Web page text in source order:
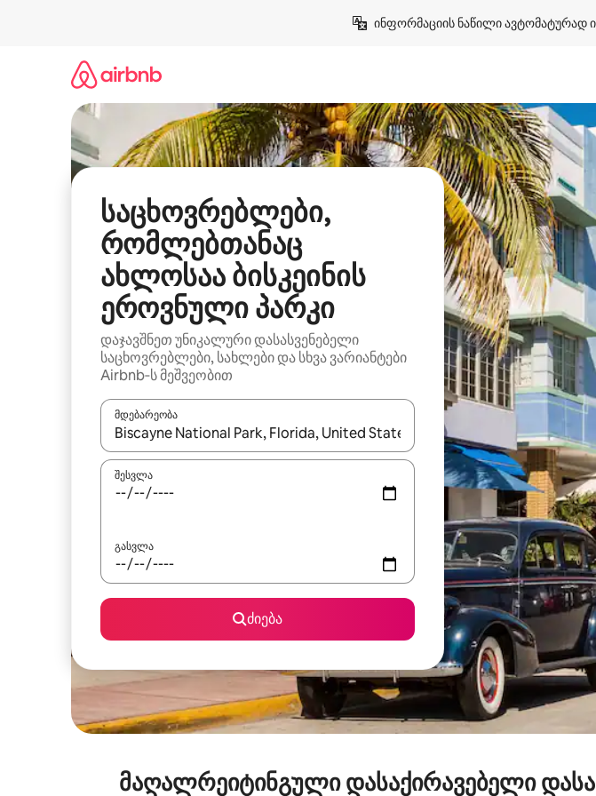
ინფორმაციის ნაწილი ავტომატურად
საცხოვრებლები,
რომლებთანაც
ახლოსაა ბისკეინის
ეროვნული პარკი
დაჯავშნეთ უნიკალური დასასვენებელი
საცხოვრებლები, სახლები და სხვა ვარიანტები
Airbnb‑ს მეშვეობით
მდებარეობა
როცა შედეგები ხელმისაწვდომი გახდება, ნავიგაციისთვის გამოიყენეთ
შესვლა
გასვლა
ძიება
მაღალრეიტინგული დასაქირავებელი